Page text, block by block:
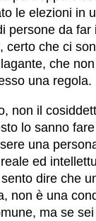
le elezioni in
persone da far
certo che ci
che
una regola.
non il
lo sanno
una
ed
dire che
non è una
ma se